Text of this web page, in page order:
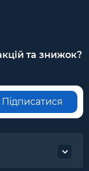
та знижок?
Підписатися